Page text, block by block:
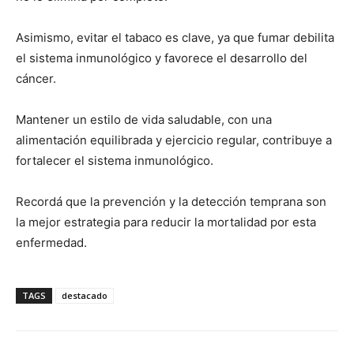
Asimismo, evitar el tabaco es clave, ya que fumar debilita
el sistema inmunológico y favorece el desarrollo del
cáncer.
Mantener un estilo de vida saludable, con una
alimentación equilibrada y ejercicio regular, contribuye a
fortalecer el sistema inmunológico.
Recordá que la prevención y la detección temprana son
la mejor estrategia para reducir la mortalidad por esta
enfermedad.
TAGS destacado